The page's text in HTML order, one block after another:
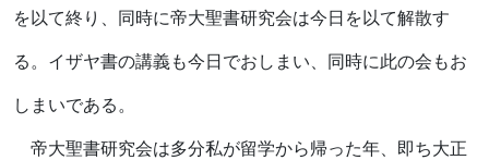
を以て終り、同時に帝大聖書研究会は今日を以て解散す
る。イザヤ書の講義も今日でおしまい、同時に此の会もお
しまいである。
帝大聖書研究会は多分私が留学から帰った年、即ち大正